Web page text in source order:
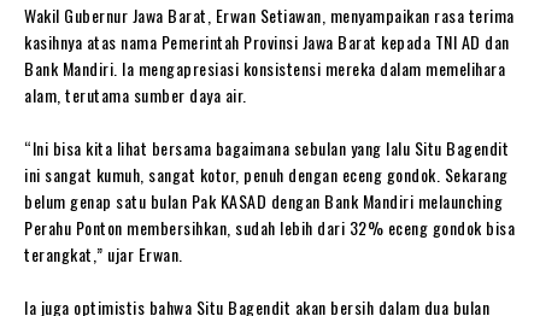
‎Wakil Gubernur Jawa Barat, Erwan Setiawan, menyampaikan rasa terima
kasihnya atas nama Pemerintah Provinsi Jawa Barat kepada TNI AD dan
Bank Mandiri. Ia mengapresiasi konsistensi mereka dalam memelihara
alam, terutama sumber daya air.
‎“Ini bisa kita lihat bersama bagaimana sebulan yang lalu Situ Bagendit
ini sangat kumuh, sangat kotor, penuh dengan eceng gondok. Sekarang
belum genap satu bulan Pak KASAD dengan Bank Mandiri melaunching
Perahu Ponton membersihkan, sudah lebih dari 32% eceng gondok bisa
terangkat,” ujar Erwan.
‎Ia juga optimistis bahwa Situ Bagendit akan bersih dalam dua bulan